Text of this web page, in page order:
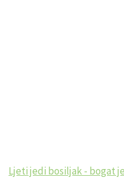
Ljeti jedi bosiljak - bogat